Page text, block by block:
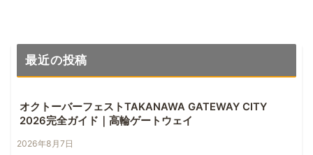
最近の投稿
オクトーバーフェストTAKANAWA GATEWAY CITY
2026完全ガイド｜高輪ゲートウェイ
2026年8月7日